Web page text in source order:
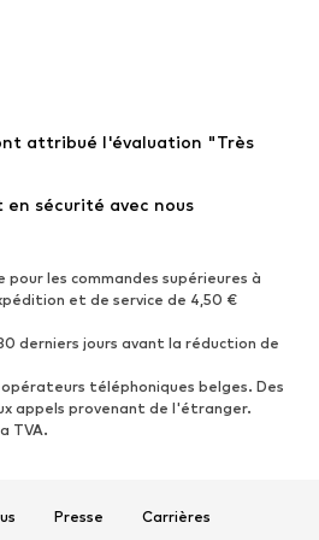
Exclusif
Tendance
Bottines
Bottes
Chaussures basses
Ballerines
attribué l'évaluation "Très
en sécurité avec nous
les commandes supérieures à
et de service de 4,50 €
derniers jours avant la réduction de
téléphoniques belges. Des
appels provenant de l'étranger.
TVA.
Presse Carrières